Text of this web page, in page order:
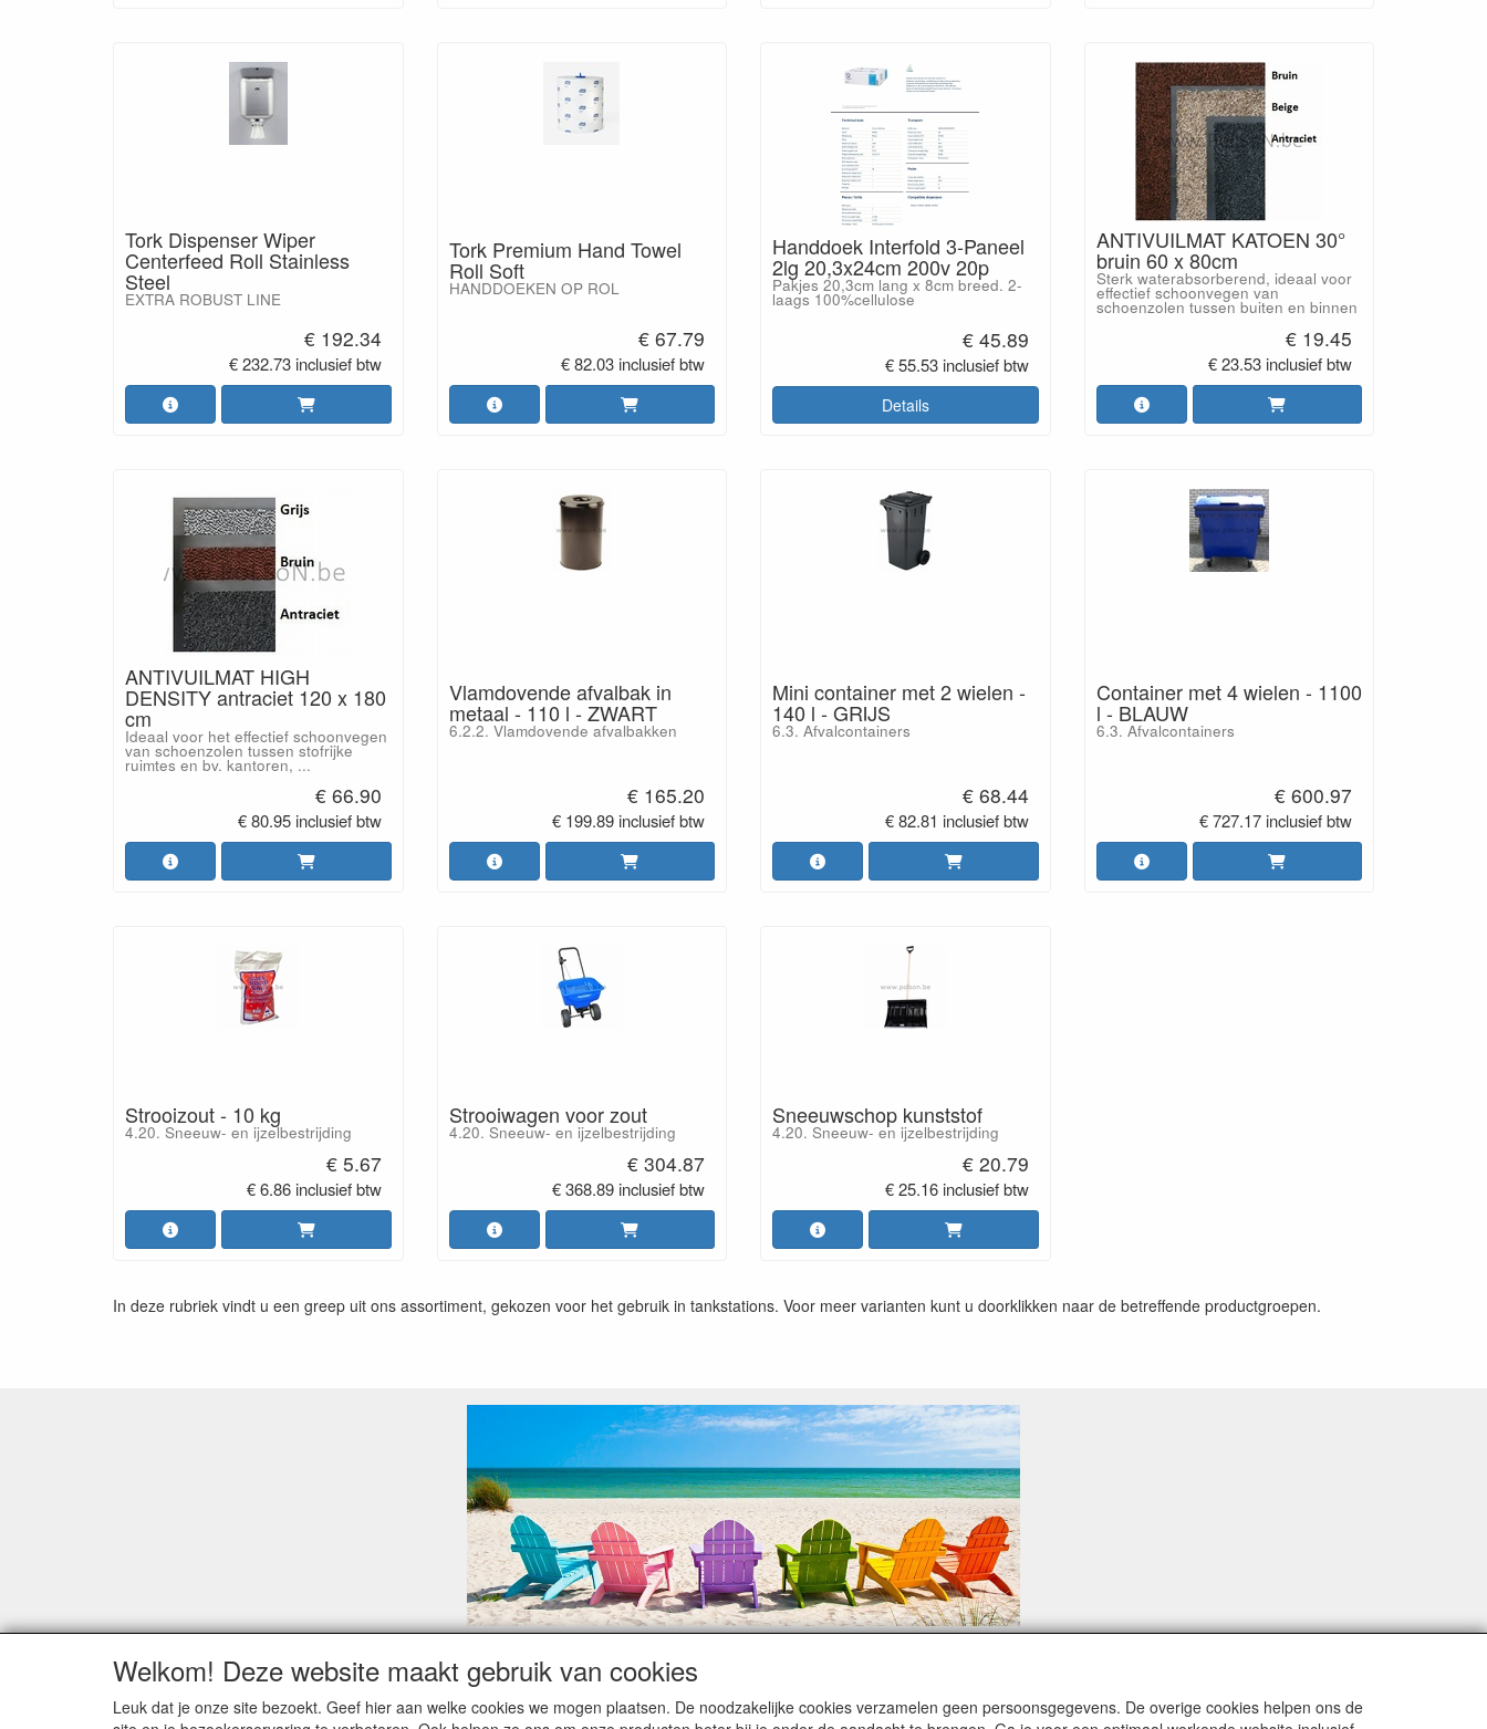
Tork Dispenser Wiper
Centerfeed Roll Stainless
Steel
EXTRA ROBUST LINE
€ 192.34
€ 232.73 inclusief btw
Tork Premium Hand Towel
Roll Soft
HANDDOEKEN OP ROL
€ 67.79
€ 82.03 inclusief btw
Handdoek Interfold 3-Paneel
2lg 20,3x24cm 200v 20p
Pakjes 20,3cm lang x 8cm breed. 2-
laags 100%cellulose
€ 45.89
€ 55.53 inclusief btw
Details
ANTIVUILMAT KATOEN 30°
bruin 60 x 80cm
Sterk waterabsorberend, ideaal voor
effectief schoonvegen van
schoenzolen tussen buiten en binnen
€ 19.45
€ 23.53 inclusief btw
ANTIVUILMAT HIGH
DENSITY antraciet 120 x 180
cm
Ideaal voor het effectief schoonvegen
van schoenzolen tussen stofrijke
ruimtes en bv. kantoren, ...
€ 66.90
€ 80.95 inclusief btw
Vlamdovende afvalbak in
metaal - 110 l - ZWART
6.2.2. Vlamdovende afvalbakken
€ 165.20
€ 199.89 inclusief btw
Mini container met 2 wielen -
140 l - GRIJS
6.3. Afvalcontainers
€ 68.44
€ 82.81 inclusief btw
Container met 4 wielen - 1100
l - BLAUW
6.3. Afvalcontainers
€ 600.97
€ 727.17 inclusief btw
Strooizout - 10 kg
4.20. Sneeuw- en ijzelbestrijding
€ 5.67
€ 6.86 inclusief btw
Strooiwagen voor zout
4.20. Sneeuw- en ijzelbestrijding
€ 304.87
€ 368.89 inclusief btw
Sneeuwschop kunststof
4.20. Sneeuw- en ijzelbestrijding
€ 20.79
€ 25.16 inclusief btw
In deze rubriek vindt u een greep uit ons assortiment, gekozen voor het gebruik in tankstations. Voor meer varianten kunt u doorklikken naar de betreffende productgroepen.
Geachte klant,
Zoals elk jaar zorgt de verlofperiode, naast een hoop heugelijke momenten van feest en rust, ook de traditionele leveringsproblemen.
Sommige fabrikanten sluiten of werken met een vakantiebezetting.
Welkom! Deze website maakt gebruik van cookies
Leuk dat je onze site bezoekt. Geef hier aan welke cookies we mogen plaatsen. De noodzakelijke cookies verzamelen geen persoonsgegevens. De overige cookies helpen ons de